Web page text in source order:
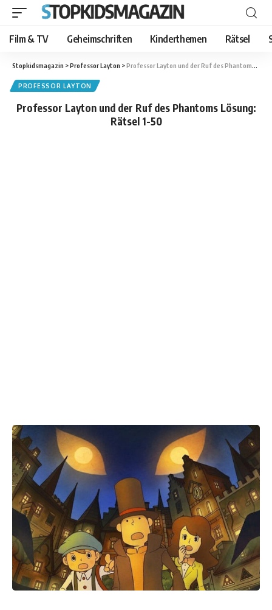
Film & TV Geheimschriften Kinderthemen Rätsel
Stopkidsmagazin >Professor Layton >Professor Layton und der Ruf des Phantoms Lösung: Rätsel 1-50
PROFESSOR LAYTON
Professor Layton und der Ruf des Phantoms Lösung:
Rätsel 1-50